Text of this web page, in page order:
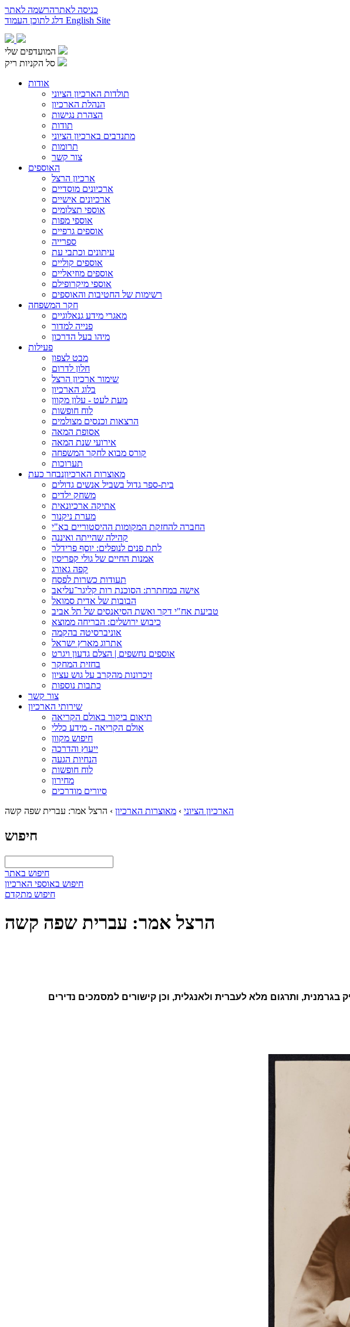
כניסה לאתרהרשמה לאתר
English Site
המועדפים שלי
סל הקניות ריק
אודות
תולדות הארכיון הציוני
הנהלת הארכיון
הצהרת נגישות
תודות
מתנדבים בארכיון הציוני
תרומות
צור קשר
האוספים
ארכיון הרצל
ארכיונים מוסדיים
ארכיונים אישיים
אוספי תצלומים
אוספי מפות
אוספים גרפיים
ספרייה
עיתונים וכתבי עת
אוספים קוליים
אוספים מוזיאליים
אוספי מיקרופילם
רשימות של החטיבות והאוספים
חקר המשפחה
מאגרי מידע גנאלוגיים
פנייה למדור
מיהו בעל הדרכון
פעילות
מבט לצפון
חלון לדרום
שימור ארכיון הרצל
בלוג הארכיון
מעת לעט - עלון מקוון
לוח חופשות
הרצאות וכנסים מצולמים
אסופת המאה
אירועי שנת המאה
קורס מבוא לחקר המשפחה
תערוכות
מאוצרות הארכיוןנבחר כעת
בית-ספר גדול בשביל אנשים גדולים
משחק ילדים
אתיקה ארכיונאית
מערת ניקנור
החברה להחזקת המקומות ההיסטוריים בא"י
קהילה שהייתה ואיננה
לתת פנים לנופלים: יוסף פרידלר
אמנות החיים של גולי קפריסין
קפה גאורג
תעודות כשרות לפסח
אישה במחתרת: הסוכנת רות קליגר־עליאב
הבובות של אדית סמואל
טביעת אח"י דקר ואשת הסיאנסים של תל אביב
כיבוש ירושלים: הבריחה ממוצא
אוניברסיטה בהקמה
אתרוג מארץ ישראל
אוספים נחשפים | הצלם גדעון ויגרט
בחזית המחקר
זיכרונות מהקרב על גוש עציון
כתבות נוספות
צור קשר
שירותי הארכיון
תיאום ביקור באולם הקריאה
אולם הקריאה - מידע כללי
חיפוש מקוון
ייעוץ והדרכה
הנחיות הגעה
לוח חופשות
מחירון
סיורים מודרכים
הארכיון הציוני › מאוצרות הארכיון › הרצל אמר: עברית שפה קשה
חיפוש
חיפוש באתר
חיפוש באוספי הארכיון
חיפוש מתקדם
הרצל אמר: עברית שפה קשה
ותרגום מלא לעברית ולאנגלית, וכן קישורים למסמכים נדירים